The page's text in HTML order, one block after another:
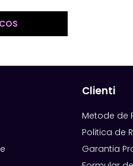
Clienti
Metode de
Politica de
Garantia